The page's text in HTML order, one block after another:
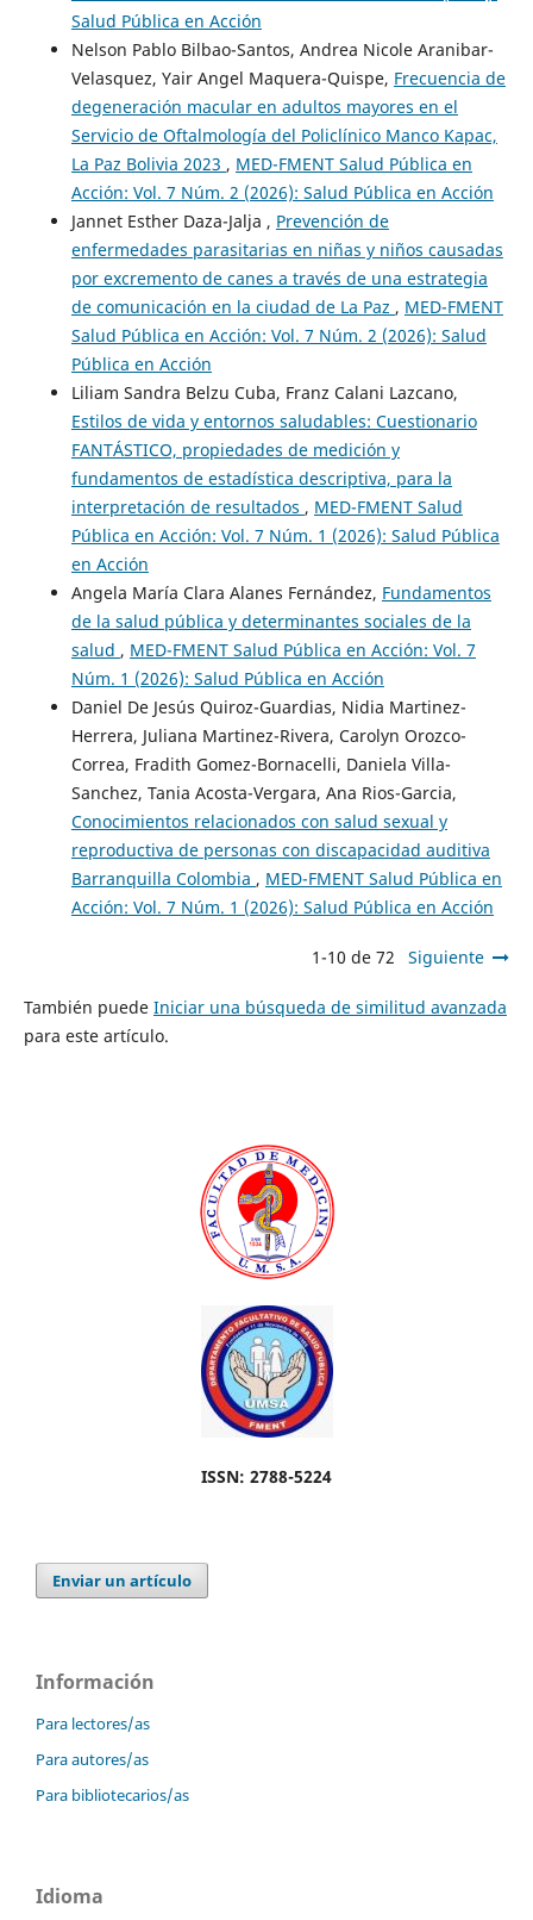
Salud Pública en Acción
Nelson Pablo Bilbao-Santos, Andrea Nicole Aranibar-
Velasquez, Yair Angel Maquera-Quispe, Frecuencia de
degeneración macular en adultos mayores en el
Servicio de Oftalmología del Policlínico Manco Kapac,
La Paz Bolivia 2023 , MED-FMENT Salud Pública en
Acción: Vol. 7 Núm. 2 (2026): Salud Pública en Acción
Jannet Esther Daza-Jalja , Prevención de
enfermedades parasitarias en niñas y niños causadas
por excremento de canes a través de una estrategia
de comunicación en la ciudad de La Paz , MED-FMENT
Salud Pública en Acción: Vol. 7 Núm. 2 (2026): Salud
Pública en Acción
Liliam Sandra Belzu Cuba, Franz Calani Lazcano,
Estilos de vida y entornos saludables: Cuestionario
FANTÁSTICO, propiedades de medición y
fundamentos de estadística descriptiva, para la
interpretación de resultados , MED-FMENT Salud
Pública en Acción: Vol. 7 Núm. 1 (2026): Salud Pública
en Acción
Angela María Clara Alanes Fernández, Fundamentos
de la salud pública y determinantes sociales de la
salud , MED-FMENT Salud Pública en Acción: Vol. 7
Núm. 1 (2026): Salud Pública en Acción
Daniel De Jesús Quiroz-Guardias, Nidia Martinez-
Herrera, Juliana Martinez-Rivera, Carolyn Orozco-
Correa, Fradith Gomez-Bornacelli, Daniela Villa-
Sanchez, Tania Acosta-Vergara, Ana Rios-Garcia,
Conocimientos relacionados con salud sexual y
reproductiva de personas con discapacidad auditiva
Barranquilla Colombia , MED-FMENT Salud Pública en
Acción: Vol. 7 Núm. 1 (2026): Salud Pública en Acción
1-10 de 72 Siguiente
También puede Iniciar una búsqueda de similitud avanzada
para este artículo.
ISSN: 2788-5224
Enviar un artículo
Información
Para lectores/as
Para autores/as
Para bibliotecarios/as
Idioma